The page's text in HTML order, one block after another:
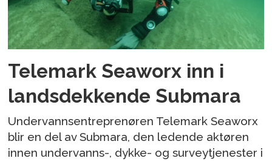
Telemark Seaworx inn i
landsdekkende Submara
Undervannsentreprenøren Telemark Seaworx
blir en del av Submara, den ledende aktøren
innen undervanns-, dykke- og surveytjenester i